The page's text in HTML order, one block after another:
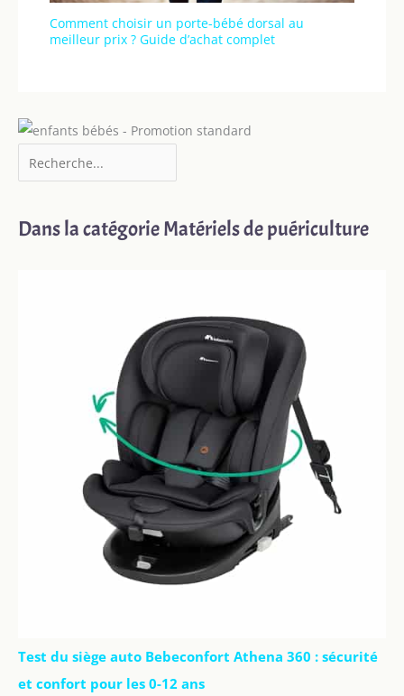
Comment choisir un porte-bébé dorsal au
meilleur prix ? Guide d’achat complet
Dans la catégorie Matériels de puériculture
Test du siège auto Bebeconfort Athena 360 : sécurité
et confort pour les 0-12 ans